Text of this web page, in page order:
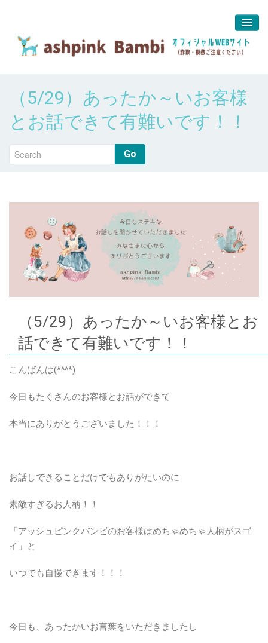
about us
堀江 真代
（5/29）あったか～いお客様
とお話できて有難いです！！
Go
（5/29）あったか～いお客様とお
話できて有難いです！！
こんばんは(*^^*)
今日もたくさんのお客様とお話ができて
本当にありがとうございました！！！
お話しできることだけでもありがたいのに
素敵すぎるお人柄！！
「アッシュピンクバンビのお客様はめちゃめちゃ人柄がスゴ
イ」と
いつでも自慢できます！！！
今日も、あったかいお言葉をいただきましたし